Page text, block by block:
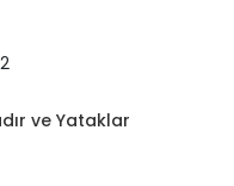
ve Yataklar